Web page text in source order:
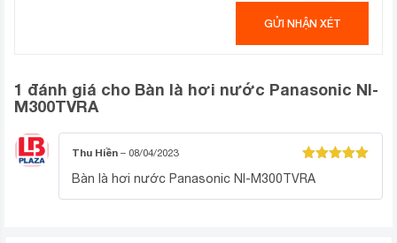
Công suất bàn ủi 1800W, ủi nhanh và hiệu quả mọi
1 đánh giá cho Bàn là hơi nước Panasonic NI-
M300TVRA
Được xếp
hạng
Thu Hiền – 08/04/2023
Bàn là hơi nước Panasonic NI-M300TVRA